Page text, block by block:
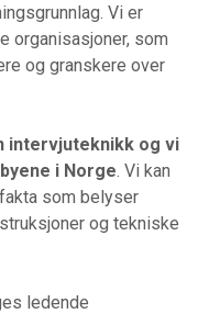
Vi er
organisasjoner, som
og granskere over
intervjuteknikk og vi
i Norge . Vi kan
som belyser
og tekniske
ledende